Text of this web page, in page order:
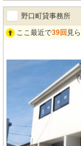
野口町貸事務所
ここ最近で39回 見